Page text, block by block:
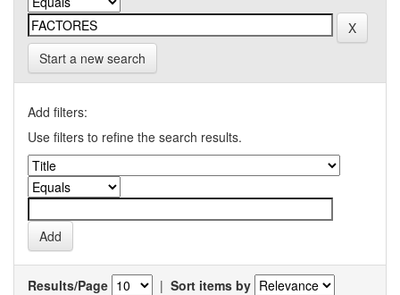
Start a new search
Add filters:
Use filters to refine the search results.
Results/Page | Sort items by